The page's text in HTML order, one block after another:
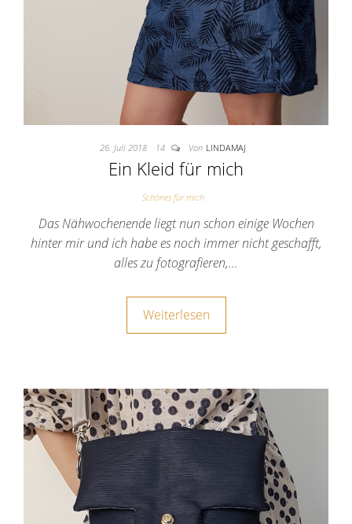
26. Juli 2018 14 Von LINDAMAJ
Ein Kleid für mich
Schönes für mich
Das Nähwochenende liegt nun schon einige Wochen
hinter mir und ich habe es noch immer nicht geschafft,
alles zu fotografieren,…
Weiterlesen